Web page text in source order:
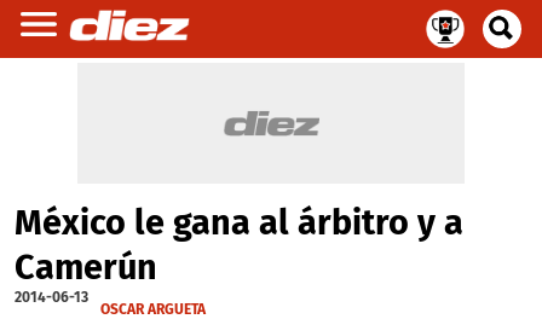
México le gana al árbitro y a
Camerún
2014-06-13
OSCAR ARGUETA